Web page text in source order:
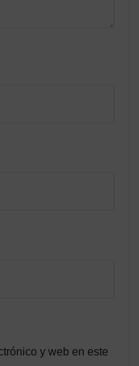
y web en este